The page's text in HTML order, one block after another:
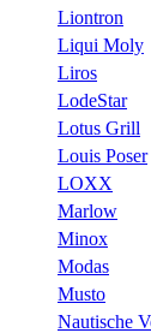
Liontron
Liqui Moly
Liros
LodeStar
Lotus Grill
Louis Poser
LOXX
Marlow
Minox
Modas
Musto
Nautische